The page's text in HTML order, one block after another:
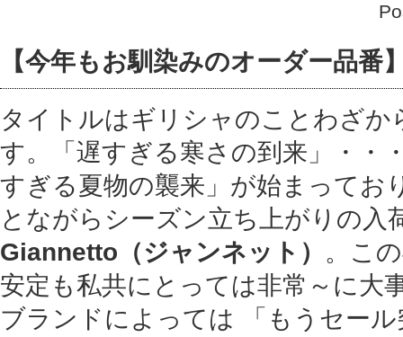
【今年もお馴染みのオーダー品番
タイトルはギリシャのことわざか
す。「遅すぎる寒さの到来」・・
すぎる夏物の襲来」が始まって
とながらシーズン立ち上がりの入
Giannetto（ジャンネット） 。こ
安定も私共にとっては非常～に大
ブランドによっては 「もうセー